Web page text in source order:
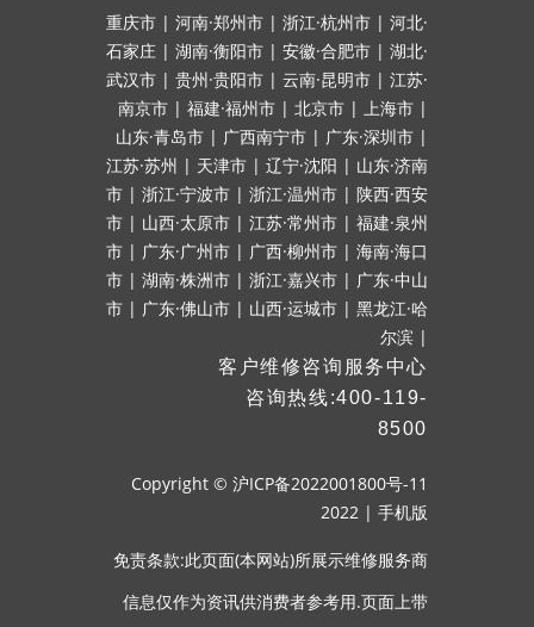
重庆市 | 河南·郑州市 | 浙江·杭州市 | 河北·
石家庄 | 湖南·衡阳市 | 安徽·合肥市 | 湖北·
武汉市 | 贵州·贵阳市 | 云南·昆明市 | 江苏·
南京市 | 福建·福州市 | 北京市 | 上海市 |
山东·青岛市 | 广西南宁市 | 广东·深圳市 |
江苏·苏州 | 天津市 | 辽宁·沈阳 | 山东·济南
市 | 浙江·宁波市 | 浙江·温州市 | 陕西·西安
市 | 山西·太原市 | 江苏·常州市 | 福建·泉州
市 | 广东·广州市 | 广西·柳州市 | 海南·海口
市 | 湖南·株洲市 | 浙江·嘉兴市 | 广东·中山
市 | 广东·佛山市 | 山西·运城市 | 黑龙江·哈
尔滨 |
客户维修咨询服务中心
咨询热线:400-119-
8500
Copyright © 沪ICP备2022001800号-11
2022 | 手机版
免责条款:此页面(本网站)所展示维修服务商
信息仅作为资讯供消费者参考用.页面上带